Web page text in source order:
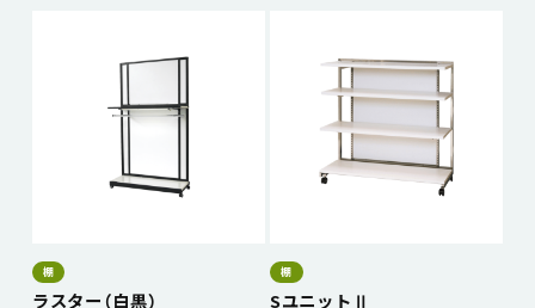
棚
ラスター（白黒）
棚
SユニットⅡ